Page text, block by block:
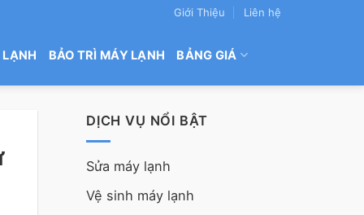
Giới Thiệu Liên hệ
BẢO TRÌ MÁY LẠNH BẢNG GIÁ
DỊCH VỤ NỔI BẬT
Sửa máy lạnh
Vệ sinh máy lạnh